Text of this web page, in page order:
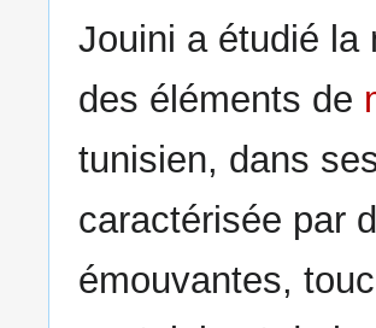
Jouini a étudié la
des éléments de
tunisien, dans
caractérisée par
émouvantes,